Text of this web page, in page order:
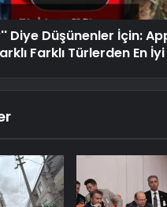
Diye Düşünenler İçin:
Farklı Türlerden En